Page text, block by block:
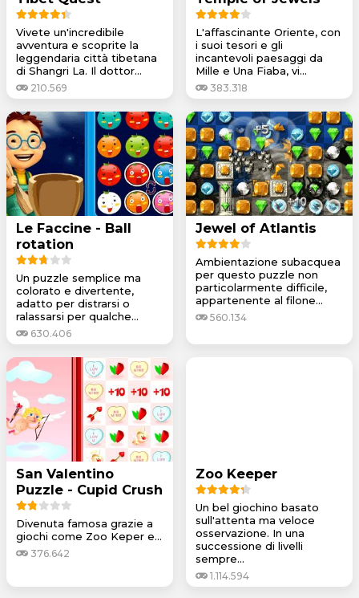
Vivete un'incredibile
avventura e scoprite la
leggendaria città tibetana
di Shangri La. Il dottor...
210.569
L'affascinante Oriente, con
i suoi tesori e gli
incantevoli paesaggi da
Mille e Una Fiaba, vi...
383.318
Le Faccine - Ball
rotation
Un puzzle semplice ma
colorato e divertente,
adatto per distrarsi o
ralassarsi per qualche...
630.406
Jewel of Atlantis
Ambientazione subacquea
per questo puzzle non
particolarmente difficile,
appartenente al filone...
560.134
San Valentino
Puzzle - Cupid Crush
Divenuta famosa grazie a
giochi come Zoo Keper e...
376.642
Zoo Keeper
Un bel giochino basato
sull'attenta ma veloce
osservazione. In una
successione di livelli
sempre...
1.114.594